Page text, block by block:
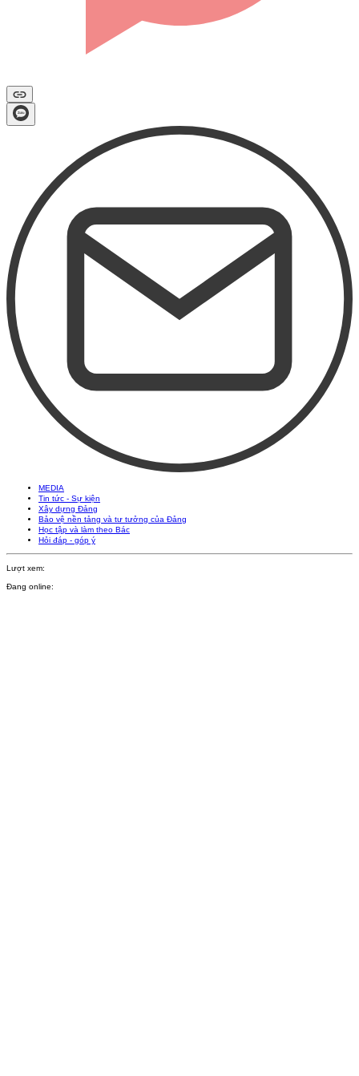
MEDIA
Tin tức - Sự kiện
Xây dựng Đảng
Bảo vệ nền tảng và tư tưởng của Đảng
Học tập và làm theo Bác
Hỏi đáp - góp ý
Lượt xem:
Đang online: